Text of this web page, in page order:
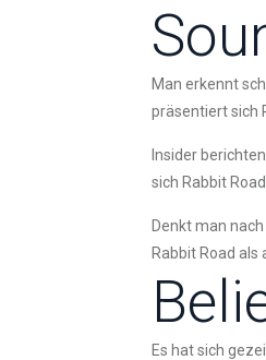
Man erkennt
präsentiert sich
Insider
sich Rabbit
Denkt man
Rabbit Road als
Es hat sich